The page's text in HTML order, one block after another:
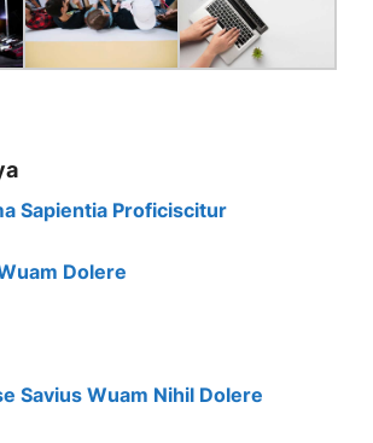
Sapientia Proficiscitur
Dolere
Savius Wuam Nihil Dolere